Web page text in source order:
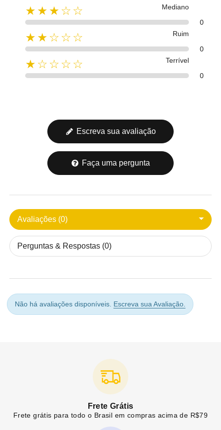
★★★☆☆
Mediano
0
★★☆☆☆
Ruim
0
★☆☆☆☆
Terrível
0
Escreva sua avaliação
Faça uma pergunta
Avaliações (0)
Perguntas & Respostas (0)
Não há avaliações disponíveis. Escreva sua Avaliação.
Frete Grátis
Frete grátis para todo o Brasil em compras acima de R$79